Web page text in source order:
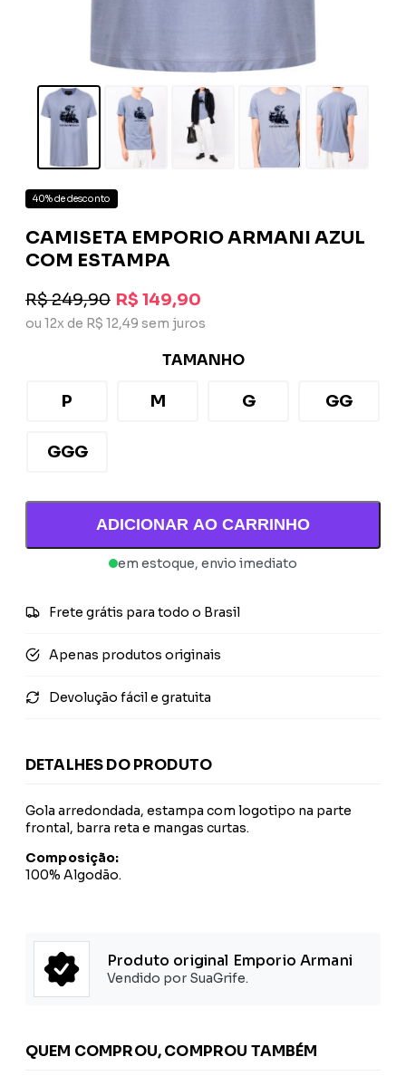
40% de desconto
CAMISETA EMPORIO ARMANI AZUL
COM ESTAMPA
R$ 249,90 R$ 149,90
ou 12x de R$ 12,49 sem juros
TAMANHO
P M G GG
GGG
ADICIONAR AO CARRINHO
em estoque, envio imediato
Frete grátis para todo o Brasil
Apenas produtos originais
Devolução fácil e gratuita
DETALHES DO PRODUTO
Gola arredondada, estampa com logotipo na parte
frontal, barra reta e mangas curtas.
Composição:
100% Algodão.
Produto original Emporio Armani
Vendido por SuaGrife.
QUEM COMPROU, COMPROU TAMBÉM